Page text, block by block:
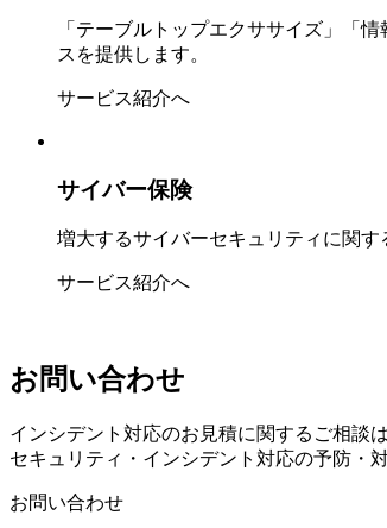
「テーブルトップエクササイズ」「
スを提供します。
サービス紹介へ
サイバー保険
増大するサイバーセキュリティに関
サービス紹介へ
お問い合わせ
インシデント対応のお見積に関するご相談は
セキュリティ・インシデント対応の予防・
お問い合わせ